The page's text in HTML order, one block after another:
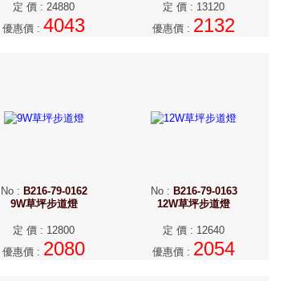
定 價 : 24880
優惠價 : 4043
定 價 : 13120
優惠價 : 2132
No: B216-79-0162
9W草坪步道燈
定 價 : 12800
優惠價 : 2080
No: B216-79-0163
12W草坪步道燈
定 價 : 12640
優惠價 : 2054